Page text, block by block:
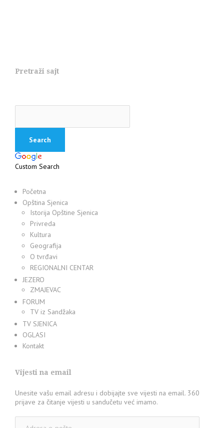
Pretraži sajt
Custom Search
Početna
Opština Sjenica
Istorija Opštine Sjenica
Privreda
Kultura
Geografija
O tvrđavi
REGIONALNI CENTAR
JEZERO
ZMAJEVAC
FORUM
TV iz Sandžaka
TV SJENICA
OGLASI
Kontakt
Vijesti na email
Unesite vašu email adresu i dobijajte sve vijesti na email. 360
prijave za čitanje vijesti u sandučetu već imamo.